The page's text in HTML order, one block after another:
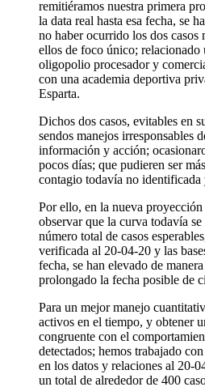
remitiéramos nuestra primera
la data real hasta esa fecha, se
no haber ocurrido los dos casos
ellos de foco único;
oligopolio procesador y
con una academia deportiva
Esparta.
Dichos dos casos, evitables en
sendos manejos irresponsables
información y acción;
pocos días; que pudieren ser
contagio todavía no identificada
Por ello, en la nueva
observar que la curva todavía
número total de casos
verificada al 20-04-20 y las
fecha, se han elevado de
prolongado la fecha posible de
Para un mejor manejo
activos en el tiempo, y obtener
congruente con el
detectados; hemos trabajado
en los datos y relaciones al 20-
un total de alrededor de 400